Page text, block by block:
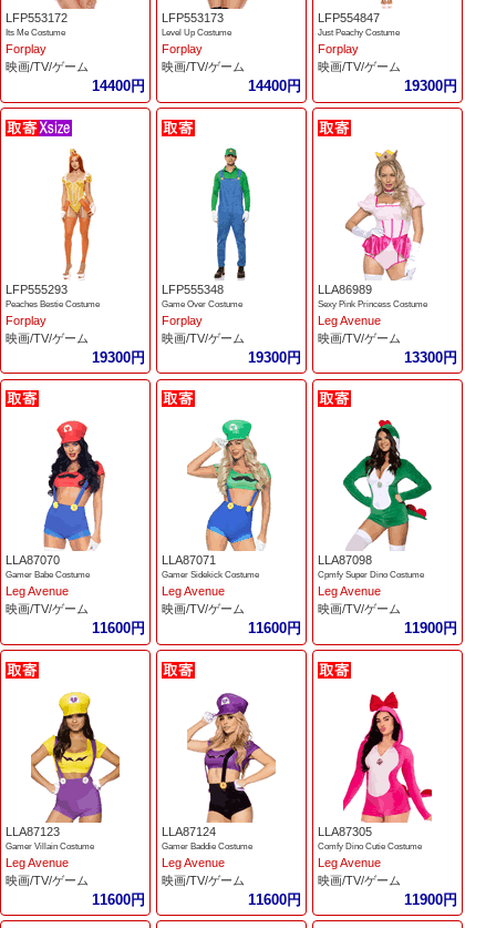
LFP553172
Its Me Costume
Forplay
映画/TV/ゲーム
14400円
LFP553173
Level Up Costume
Forplay
映画/TV/ゲーム
14400円
LFP554847
Just Peachy Costume
Forplay
映画/TV/ゲーム
19300円
LFP555293
Peaches Bestie Costume
Forplay
映画/TV/ゲーム
19300円
LFP555348
Game Over Costume
Forplay
映画/TV/ゲーム
19300円
LLA86989
Sexy Pink Princess Costume
Leg Avenue
映画/TV/ゲーム
13300円
LLA87070
Gamer Babe Costume
Leg Avenue
映画/TV/ゲーム
11600円
LLA87071
Gamer Sidekick Costume
Leg Avenue
映画/TV/ゲーム
11600円
LLA87098
Cpmfy Super Dino Costume
Leg Avenue
映画/TV/ゲーム
11900円
LLA87123
Gamer Villain Costume
Leg Avenue
映画/TV/ゲーム
11600円
LLA87124
Gamer Baddie Costume
Leg Avenue
映画/TV/ゲーム
11600円
LLA87305
Comfy Dino Cutie Costume
Leg Avenue
映画/TV/ゲーム
11900円